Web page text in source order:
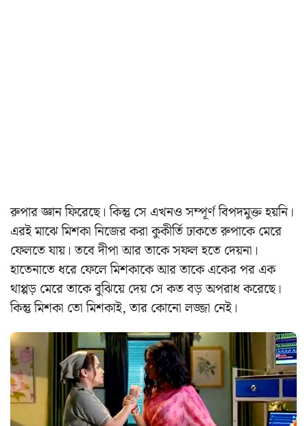
রুপার জ্ঞান ফিরেছে। কিন্তু সে এখনও সম্পূর্ণ বিপদমুক্ত হয়নি।
এরই মাঝে মিশকা নিজের করা কুকীর্তি ঢাকতে রুপাকে মেরে
ফেলতে যায়। তবে দীপা আর তাকে সফল হতে দেয়না।
হাতেনাতে ধরে ফেলে মিশকাকে আর তাকে একের পর এক
থাপ্পড় মেরে তাকে বুঝিয়ে দেয় সে কত বড় অপরাধ করেছে।
কিন্তু মিশকা তো মিশকাই, তার কোনো লজ্জা নেই।